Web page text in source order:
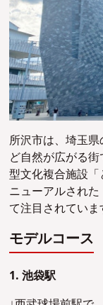
所沢市は、埼玉
ど自然が広がる
型文化複合施設
ニューアルされ
て注目されていま
モデルコース
1. 池袋駅